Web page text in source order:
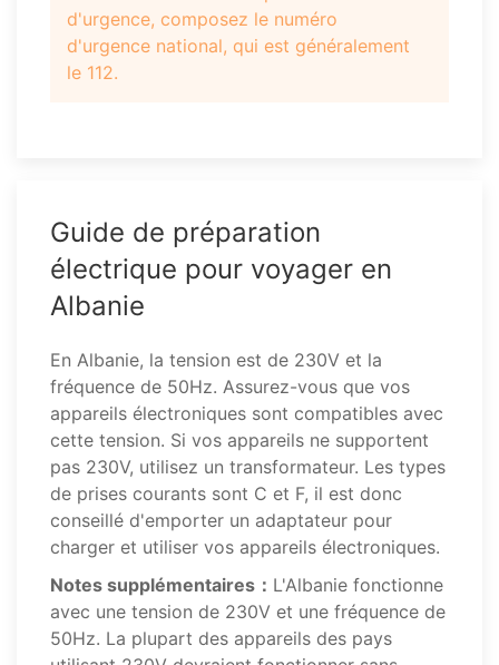
d'urgence, composez le numéro
d'urgence national, qui est généralement
le 112.
Guide de préparation
électrique pour voyager en
Albanie
En Albanie, la tension est de 230V et la
fréquence de 50Hz. Assurez-vous que vos
appareils électroniques sont compatibles avec
cette tension. Si vos appareils ne supportent
pas 230V, utilisez un transformateur. Les types
de prises courants sont C et F, il est donc
conseillé d'emporter un adaptateur pour
charger et utiliser vos appareils électroniques.
Notes supplémentaires： L'Albanie fonctionne
avec une tension de 230V et une fréquence de
50Hz. La plupart des appareils des pays